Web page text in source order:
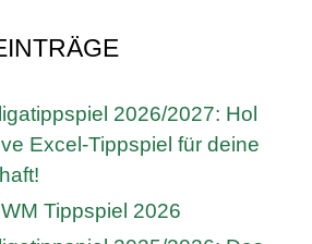
2026/2027: Hol
Excel-Tippspiel für deine
Tippspiel 2026